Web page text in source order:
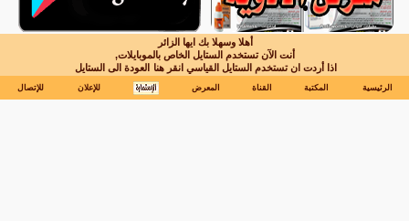
أهلا وسهلا بك ايها الزائر
أنت الآن تستخدم الستايل الخاص بالموبايلات,
اذا أردت ان تستخدم الستايل القياسي انقر هنا العودة الى الستايل
الرئيسية المكتبة القناة المعرض للإعلان للإتصال